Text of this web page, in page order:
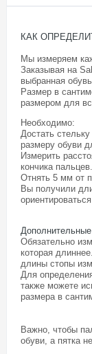
КАК
Мы измеряем
Заказывая на
выбранная
Размер в
размером для
Необходимо:
Достать
размеру обуви
Измерить
кончика пальцев.
Отнять 5 мм от
Вы получили
Обязательно
которая
длины стопы
Для
также можете
размера в
Важно, чтобы
обуви, а пятка